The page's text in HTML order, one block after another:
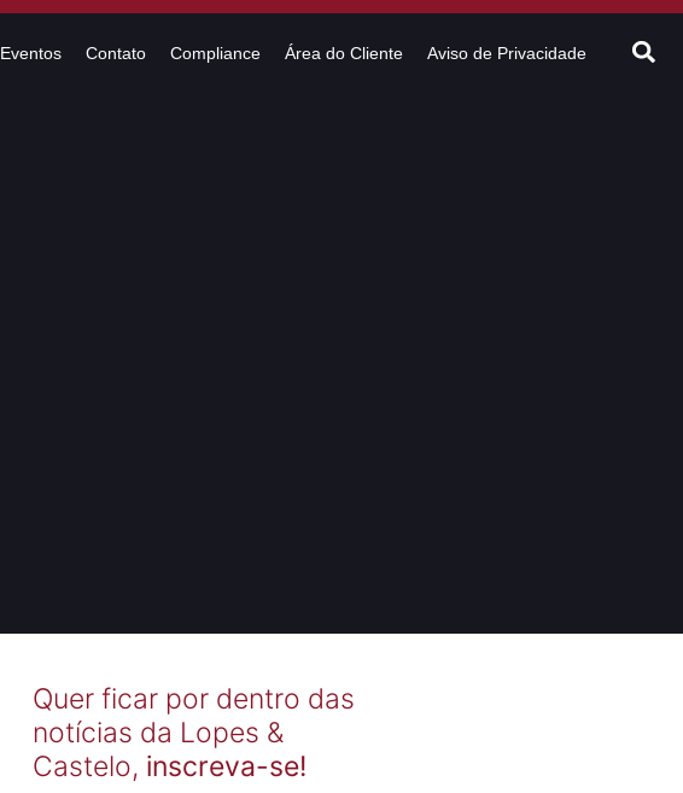
Eventos Contato Compliance Área do Cliente Aviso de Privacidade
Quer ficar por dentro das
notícias da Lopes &
Castelo, inscreva-se!